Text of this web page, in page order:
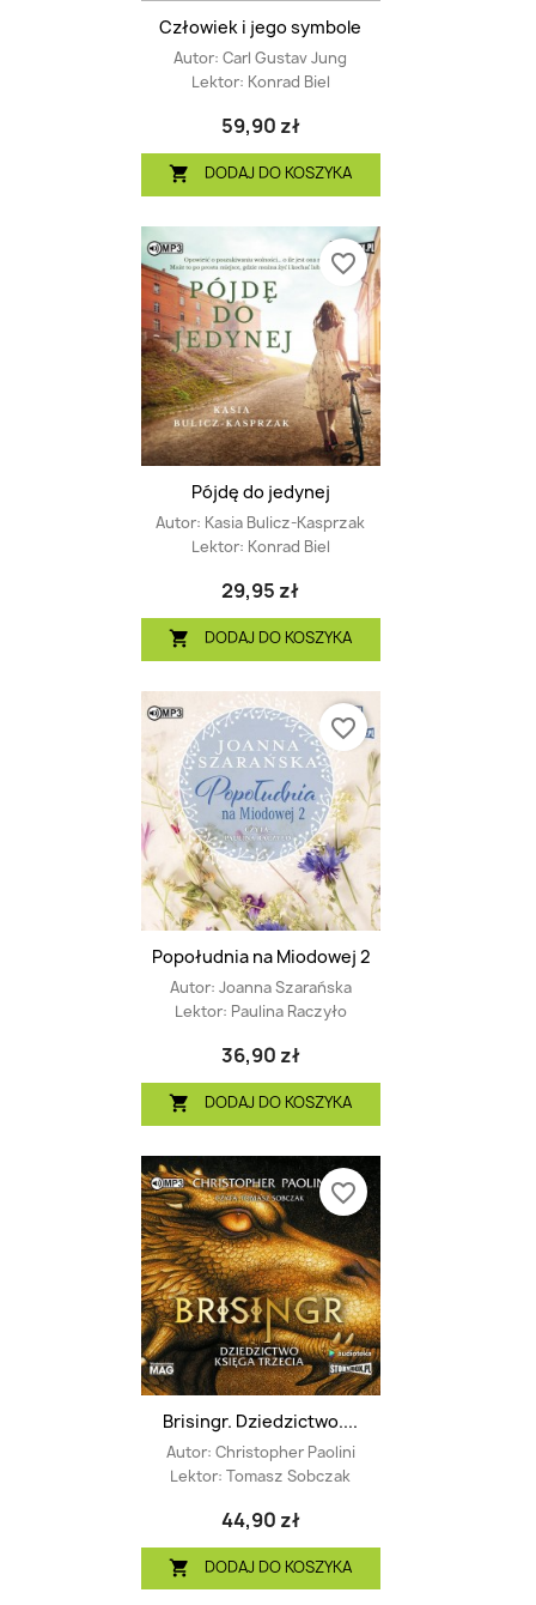
Człowiek i jego symbole
Autor: Carl Gustav Jung
Lektor: Konrad Biel
59,90 zł
 DODAJ DO KOSZYKA
Pójdę do jedynej
Autor: Kasia Bulicz-Kasprzak
Lektor: Konrad Biel
29,95 zł
 DODAJ DO KOSZYKA
favorite_border
Popołudnia na Miodowej 2
Autor: Joanna Szarańska
Lektor: Paulina Raczyło
36,90 zł
 DODAJ DO KOSZYKA
favorite_border
Brisingr. Dziedzictwo....
Autor: Christopher Paolini
Lektor: Tomasz Sobczak
44,90 zł
 DODAJ DO KOSZYKA
favorite_border